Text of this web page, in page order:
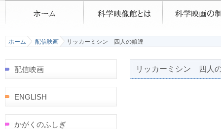
ホーム 配信映画 リッカーミシン 四人の娘達
リッカーミシン 四人
配信映画
ENGLISH
かがくのふしぎ